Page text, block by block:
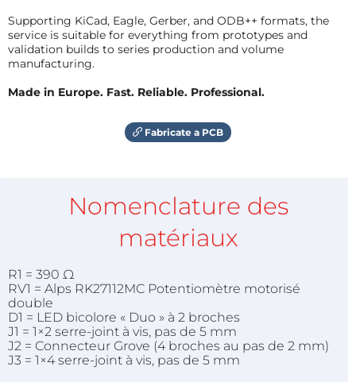
Supporting KiCad, Eagle, Gerber, and ODB++ formats, the
service is suitable for everything from prototypes and
validation builds to series production and volume
manufacturing.
Made in Europe. Fast. Reliable. Professional.
Fabricate a PCB
Nomenclature des
matériaux
R1 = 390 Ω
RV1 = Alps RK27112MC Potentiomètre motorisé
double
D1 = LED bicolore « Duo » à 2 broches
J1 = 1×2 serre-joint à vis, pas de 5 mm
J2 = Connecteur Grove (4 broches au pas de 2 mm)
J3 = 1×4 serre-joint à vis, pas de 5 mm